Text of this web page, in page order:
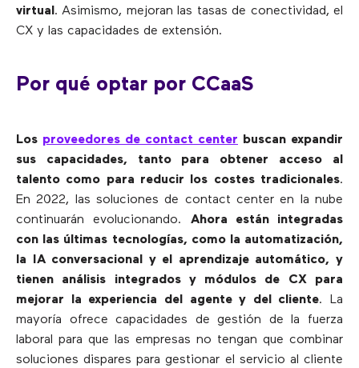
virtual . Asimismo, mejoran las tasas de conectividad, el
CX y las capacidades de extensión.
Por qué optar por CCaaS
Los proveedores de contact center buscan expandir
sus capacidades, tanto para obtener acceso al
talento como para reducir los costes tradicionales.
En 2022, las soluciones de contact center en la nube
continuarán evolucionando. Ahora están integradas
con las últimas tecnologías, como la automatización,
la IA conversacional y el aprendizaje automático, y
tienen análisis integrados y módulos de CX para
mejorar la experiencia del agente y del cliente. La
mayoría ofrece capacidades de gestión de la fuerza
laboral para que las empresas no tengan que combinar
soluciones dispares para gestionar el servicio al cliente